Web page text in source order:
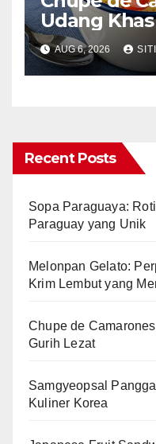
Udang
Lezat
AUG 6, 2026 SITI
Recent Posts
Sopa Paraguaya:
Paraguay yang Unik
Melonpan Gelato:
Krim Lembut yang
Chupe de
Gurih Lezat
Samgyeopsal
Kuliner Korea